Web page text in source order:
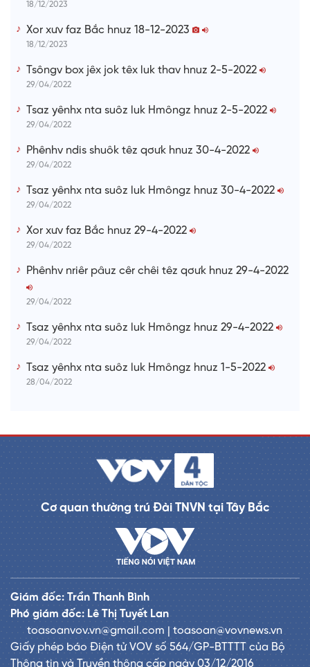
18/12/2023
Xor xưv faz Bắc hnuz 18-12-2023
18/12/2023
Tsôngv box jêx jok têx luk thav hnuz 2-5-2022
29/04/2022
Tsaz yênhx nta suôz luk Hmôngz hnuz 2-5-2022
29/04/2022
Phênhv ndis shuôk têz qơưk hnuz 30-4-2022
29/04/2022
Tsaz yênhx nta suôz luk Hmôngz hnuz 30-4-2022
29/04/2022
Xor xưv faz Bắc hnuz 29-4-2022
29/04/2022
Phênhv nriêr pâuz cêr chêi têz qơưk hnuz 29-4-2022
29/04/2022
Tsaz yênhx nta suôz luk Hmôngz hnuz 29-4-2022
29/04/2022
Tsaz yênhx nta suôz luk Hmôngz hnuz 1-5-2022
28/04/2022
Cơ quan thường trú Đài TNVN tại Tây Bắc
Giám đốc: Trần Thanh Bình
Phó giám đốc: Lê Thị Tuyết Lan
toasoanvov.vn@gmail.com | toasoan@vovnews.vn
Giấy phép báo Điện tử VOV số 564/GP-BTTTT của Bộ
Thông tin và Truyền thông cấp ngày 03/12/2016